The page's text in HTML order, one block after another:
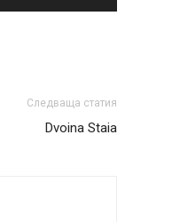
Следваща статия
Dvoina Staia